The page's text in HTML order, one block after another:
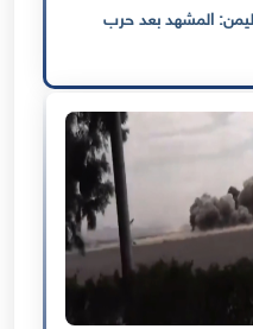
المشهد بعد حرب